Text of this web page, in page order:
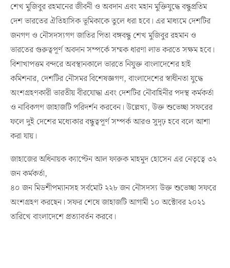
শেখ মুজিবুর রহমানের জীবনী ও অবদান এবং মহান মুক্তিযুদ্ধে বন্ধুপ্রতিম
দেশ ভারতের ঐতিহাসিক ভূমিকাকে তুলে ধরা হবে। এর মাধ্যমে দেশটির
জনগণ ও নৌসদস্যগণ জাতির পিতা বঙ্গবন্ধু শেখ মুজিবুর রহমান ও
ভারতের গুরুত্বপূর্ণ অবদান সম্পর্কে সম্মক ধারণা লাভ করতে সক্ষম হবে।
বিশাখাপত্তম বন্দরে অবস্থানকালে ভারতে নিযুক্ত বাংলাদেশের হাই
কমিশনার, দেশটির নৌসমর বিশেষজ্ঞগণ, বাংলাদেশের স্বাধীনতা যুদ্ধে
অংশগ্রহণকারী ভারতীয় বীরযোদ্ধা এবং দেশটির নৌবাহিনীর পদস্থ কর্মকর্তা
ও নাবিকগণ জাহাজটি পরিদর্শন করবেন। উল্লেখ্য, উক্ত শুভেচ্ছা সফরের
ফলে দুই দেশের মধ্যেকার বন্ধুত্বপূর্ণ সম্পর্ক আরও সুদৃঢ় হবে বলে আশা
করা যায়।
জাহাজের অধিনায়ক ক্যাপ্টেন আল ফারুক মাহমুদ হোসেন এর নেতৃত্বে ৩২
জন কর্মকর্তা,
৪০ জন মিডশীপম্যানসহ সর্বমোট ২২৮ জন নৌসদস্য উক্ত শুভেচ্ছা সফরে
অংশগ্রহণ করছেন। সফর শেষে জাহাজটি আগামী ১০ অক্টোবর ২০২১
তারিখে বাংলাদেশে প্রত্যাবর্তন করবে।